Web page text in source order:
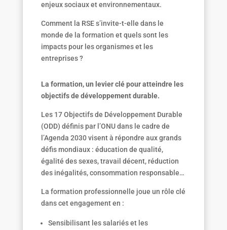
enjeux sociaux et environnementaux.
Comment la RSE s’invite-t-elle dans le
monde de la formation et quels sont les
impacts pour les organismes et les
entreprises ?
La formation, un levier clé pour atteindre les
objectifs de développement durable.
Les 17 Objectifs de Développement Durable
(ODD) définis par l’ONU dans le cadre de
l’Agenda 2030 visent à répondre aux grands
défis mondiaux : éducation de qualité,
égalité des sexes, travail décent, réduction
des inégalités, consommation responsable…
La formation professionnelle joue un rôle clé
dans cet engagement en :
Sensibilisant les salariés et les